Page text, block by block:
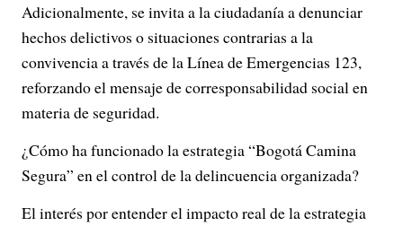
Adicionalmente, se invita a la ciudadanía a denunciar
hechos delictivos o situaciones contrarias a la
convivencia a través de la Línea de Emergencias 123,
reforzando el mensaje de corresponsabilidad social en
materia de seguridad.
¿Cómo ha funcionado la estrategia “Bogotá Camina
Segura” en el control de la delincuencia organizada?
El interés por entender el impacto real de la estrategia